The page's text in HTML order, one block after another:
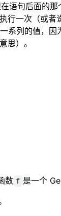
语句后面的
行一次（或者
系列的值，因
思）。
数 f 是一个